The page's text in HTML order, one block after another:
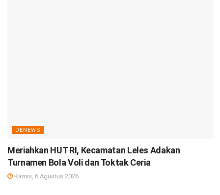
DENEWS
Meriahkan HUT RI, Kecamatan Leles Adakan
Turnamen Bola Voli dan Toktak Ceria
Kamis, 6 Agustus 2026